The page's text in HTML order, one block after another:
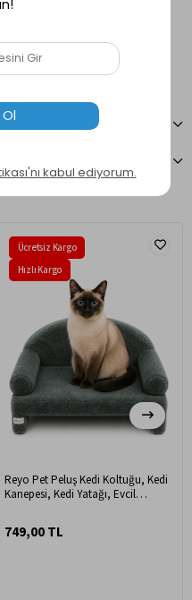
Latte Kedi Yuvası ve
kullanım sunarak evcil
dinlenmesini sağlar.
Reyo Pet Peluş Kedi Koltuğu, Kedi
Kanepesi, Kedi Yatağı, Evcil
Adaçayı Gri
749,00 TL
Ücretsiz Kargo
Hızlı Kargo